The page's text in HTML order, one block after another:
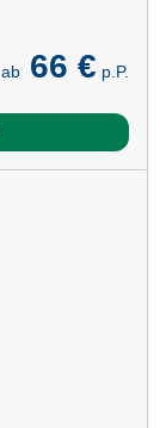
ab 66 € p.P.